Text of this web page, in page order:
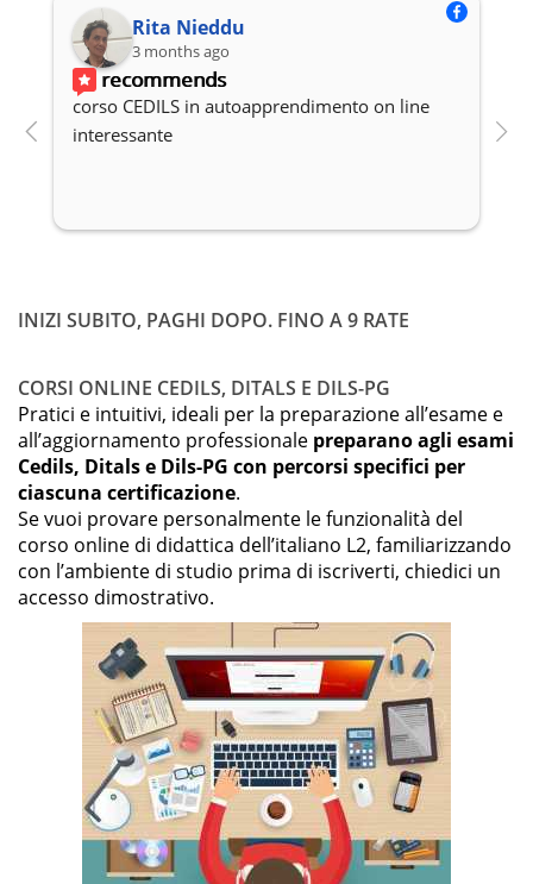
Rita Nieddu
3 months ago
recommends
corso CEDILS in autoapprendimento on line
interessante
INIZI SUBITO, PAGHI DOPO. FINO A 9 RATE
CORSI ONLINE CEDILS, DITALS E DILS-PG
Pratici e intuitivi, ideali per la preparazione all’esame e
all’aggiornamento professionale preparano agli esami
Cedils, Ditals e Dils-PG con percorsi specifici per
ciascuna certificazione.
Se vuoi provare personalmente le funzionalità del
corso online di didattica dell’italiano L2, familiarizzando
con l’ambiente di studio prima di iscriverti, chiedici un
accesso dimostrativo.